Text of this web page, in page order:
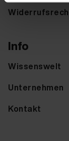
Info
Wissenswelt
Unternehmen
Kontakt